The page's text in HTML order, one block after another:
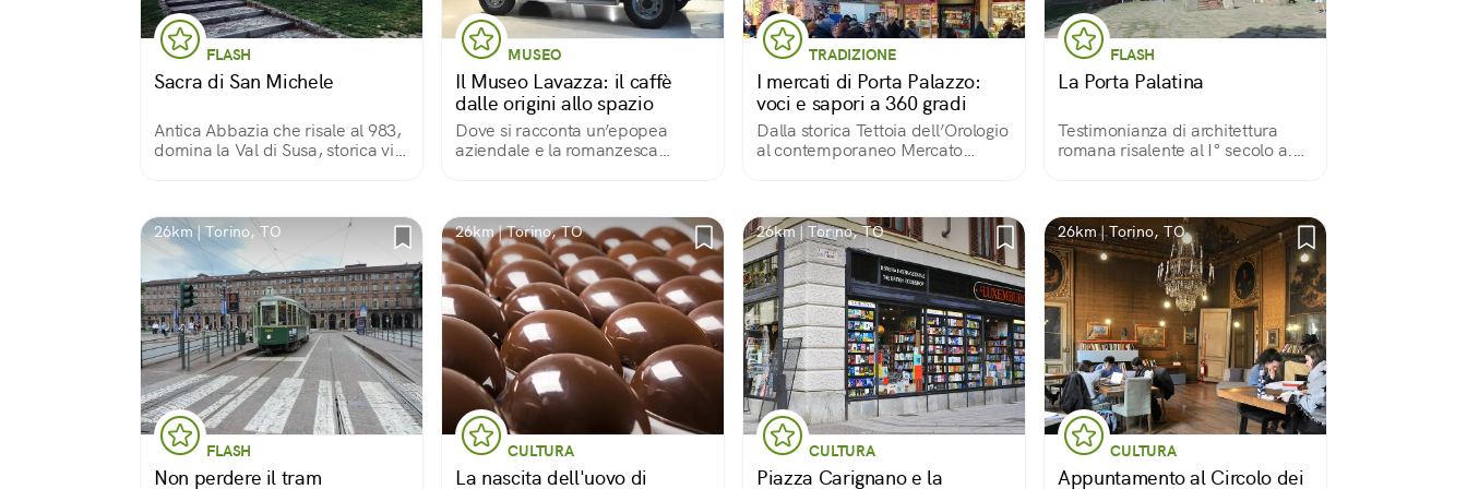
FLASH
Sacra di San Michele
Antica Abbazia che risale al 983,
domina la Val di Susa, storica via
Micaelica, lunga oltre 2000 km.
MUSEO
Il Museo Lavazza: il caffè
dalle origini allo spazio
Dove si racconta un’epopea
aziendale e la romanzesca
TRADIZIONE
I mercati di Porta Palazzo:
voci e sapori a 360 gradi
Dalla storica Tettoia dell’Orologio
al contemporaneo Mercato
FLASH
La Porta Palatina
Testimonianza di architettura
romana risalente al I° secolo a.
2006, in occasione delle
Olimpiadi invernali.
26km | Torino, TO
FLASH
Non perdere il tram
26km | Torino, TO
CULTURA
La nascita dell'uovo di
26km | Torino, TO
CULTURA
Piazza Carignano e la
26km | Torino, TO
CULTURA
Appuntamento al Circolo dei